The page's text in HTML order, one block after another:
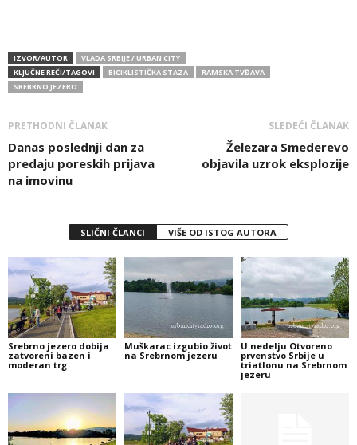
IZVOR/AUTOR
VLADA SRBIJE / URBAN CITY
KLJUČNE REČI/TAGOVI
BICIKLISTIČKA STAZA
RAMSKA TVĐAVA
SREBRNO JEZERO
PRETHODNI ČLANAK
Danas poslednji dan za
predaju poreskih prijava
na imovinu
SLEDEĆI ČLANAK
Železara Smederevo
objavila uzrok eksplozije
SLIČNI ČLANCI VIŠE OD ISTOG AUTORA
Srebrno jezero dobija
zatvoreni bazen i
moderan trg
Muškarac izgubio život
na Srebrnom jezeru
U nedelju Otvoreno
prvenstvo Srbije u
triatlonu na Srebrnom
jezeru